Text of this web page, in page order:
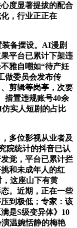
度显著提拔的配合
，行业正正在
备摆设。AI漫剧
平台已累计下架违
雅自嘲如“待产妊
做委员会发布传
剪辑等岗亭，次要
措置违规账号40余
实人短剧的占比
多位影视从业者及
院统计的抖音已认
觉，平台已累计拦
和未成年人的红
这座山下有黄
。近期，正在一些
到极低；专家：该
是S级变异体》10
温婉恬静的梅艳